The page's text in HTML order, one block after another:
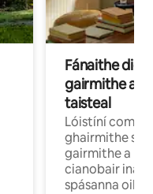
Fánaithe
gairmithe a
taisteal
Lóistíní
ghairmithe
gairmithe a
cianobair ina
spásanna